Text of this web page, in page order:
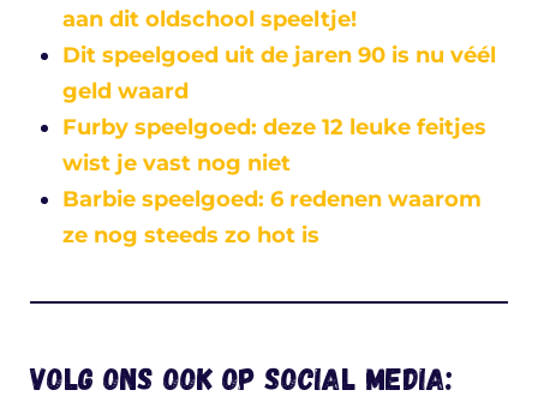
aan dit oldschool speeltje!
Dit speelgoed uit de jaren 90 is nu véél
geld waard
Furby speelgoed: deze 12 leuke feitjes
wist je vast nog niet
Barbie speelgoed: 6 redenen waarom
ze nog steeds zo hot is
Volg ons ook op social media: